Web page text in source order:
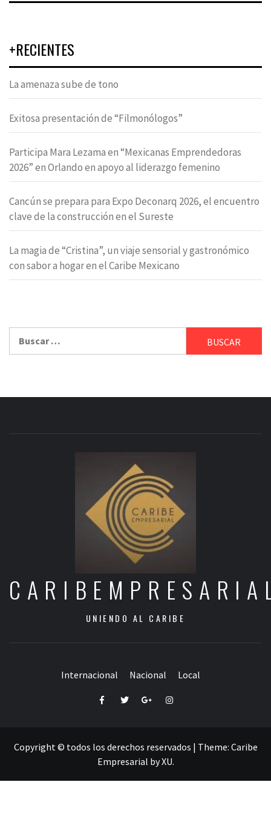
+RECIENTES
La amenaza sube de tono
Exitosa presentación de “Filmonólogos”
Participa Mara Lezama en “Mexicanas Emprendedoras
2026” en Orlando en apoyo al liderazgo femenino
Cancún se prepara para Expo Deconarq 2026, el encuentro
clave de la construcción en el Sureste
La magia de “Cristina”, un viaje sensorial y gastronómico
con sabor a hogar en el Caribe Mexicano
UNIENDO AL CARIBE
Internacional Nacional Local
FacebookTwitterGoogle+Instagram
Copyright © todos los derechos reservados | Theme: Caribe
Empresarial byXU.